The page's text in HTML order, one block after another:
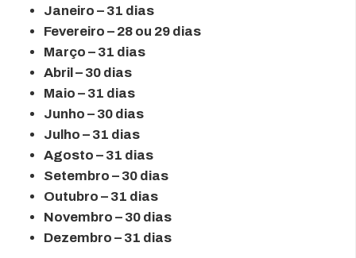
Janeiro – 31 dias
Fevereiro – 28 ou 29 dias
Março – 31 dias
Abril – 30 dias
Maio – 31 dias
Junho – 30 dias
Julho – 31 dias
Agosto – 31 dias
Setembro – 30 dias
Outubro – 31 dias
Novembro – 30 dias
Dezembro – 31 dias